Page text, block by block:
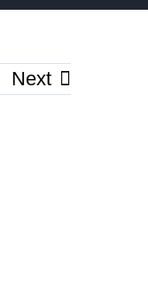
Next